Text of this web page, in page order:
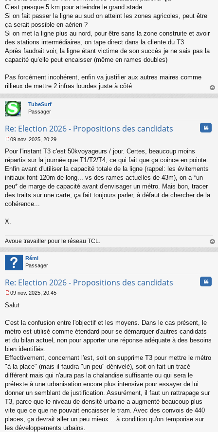
s
g
e
n
o
n
C’est presque 5 km pour atteindre le grand stade
Si on fait passer la ligne au sud on atteint les zones agricoles, peut être
ça serait possible en aérien ?
Si on met la ligne plus au nord, pour être sans la zone construite et avoir
des stations intermédiaires, on tape direct dans la cliente du T3
Après faudrait voir, la ligne étant victime de son succès je ne sais pas la
capacité qu’elle peut encaisser (même en rames doubles)
Pas forcément incohérent, enfin va justifier aux autres maires comme
rillieux de mettre 2 infras lourdes juste à côté
au
TubeSurf
Passager
Re: Election 2026 - Propositions des candidats
e
s
s
a
g
e
n
o
u
09 nov. 2025, 20:29
Pour l'instant T3 c'est 50kvoyageurs / jour. Certes, beaucoup moins
répartis sur la journée que T1/T2/T4, ce qui fait que ça coince en pointe.
Enfin avant d'utiliser la capacité totale de la ligne (rappel: les évitements
initiaux font 120m de long... vs des rames actuelles de 43m), on a *un
peu* de marge de capacité avant d'envisager un métro. Mais bon, tracer
des traits sur une carte, ça fait toujours parler, à défaut de chercher de la
cohérence...
X.
Avoue travailler pour le réseau TCL.
au
Rémi
Passager
Re: Election 2026 - Propositions des candidats
e
g
e
n
o
n
u
09 nov. 2025, 20:45
Salut
C'est la confusion entre l'objectif et les moyens. Dans le cas présent, le
métro est utilisé comme étendard pour se démarquer d'autres candidats
et du bilan actuel, non pour apporter une réponse adéquate à des besoins
bien identifiés.
Effectivement, concernant l'est, soit on supprime T3 pour mettre le métro
"à la place" (mais il faudra "un peu" dénivelé), soit on fait un tracé
différent mais qui n'aura pas la chalandise suffisante ou qui sera le
prétexte à une urbanisation encore plus intensive pour essayer de lui
donner un semblant de justification. Assurément, il faut un rattrapage sur
T3, parce que le niveau de densité urbaine a augmenté beaucoup plus
vite que ce que ne pouvait encaisser le tram. Avec des convois de 440
places, ça devrait aller un peu mieux... à condition qu'on temporise sur
les développements urbains.